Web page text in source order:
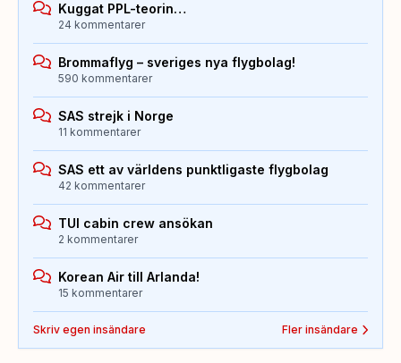
Kuggat PPL-teorin…
24 kommentarer
Brommaflyg – sveriges nya flygbolag!
590 kommentarer
SAS strejk i Norge
11 kommentarer
SAS ett av världens punktligaste flygbolag
42 kommentarer
TUI cabin crew ansökan
2 kommentarer
Korean Air till Arlanda!
15 kommentarer
Skriv egen insändare Fler insändare